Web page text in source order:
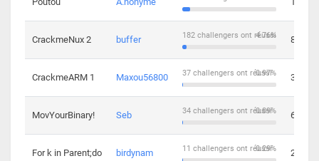
CrackmeNux 2 buffer 4.76%
182 challengers ont réussi 8
CrackmeARM 1 Maxou56800 0.97%
37 challengers ont réussi 3
MovYourBinary! Seb 0.89%
34 challengers ont réussi 6
For k in Parent;do birdynam 0.29%
11 challengers ont réussi 2